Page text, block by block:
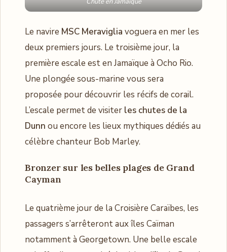
Le navire MSC Meraviglia voguera en mer les
deux premiers jours. Le troisième jour, la
première escale est en Jamaïque à Ocho Rio.
Une plongée sous-marine vous sera
proposée pour découvrir les récifs de corail.
L’escale permet de visiter les chutes de la
Dunn ou encore les lieux mythiques dédiés au
célèbre chanteur Bob Marley.
Bronzer sur les belles plages de Grand
Cayman
Le quatrième jour de la Croisière Caraïbes, les
passagers s’arrêteront aux îles Caïman
notamment à Georgetown. Une belle escale